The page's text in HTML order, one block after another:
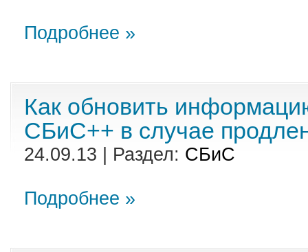
Подробнее »
Как обновить
СБиС++ в случае
24.09.13 | Раздел: СБиС
Подробнее »